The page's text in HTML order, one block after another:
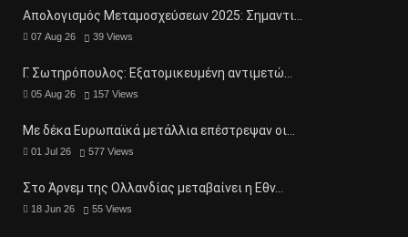
Απολογισμός Μεταμοσχεύσεων 2025: Σημαντι…
07 Aug 26 39 Views
Γ. Σωτηρόπουλος: Eξατομικευμένη αντιμετώ…
05 Aug 26 157 Views
Με δέκα Ευρωπαϊκά μετάλλια επέστρεψαν οι…
01 Jul 26 577 Views
Στο Άρνεμ της Ολλανδίας μεταβαίνει η Εθν…
18 Jun 26 55 Views